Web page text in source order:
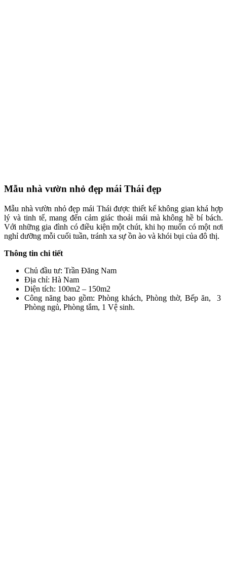
Mẫu nhà vườn nhỏ đẹp mái Thái đẹp
Mẫu nhà vườn nhỏ đẹp mái Thái được thiết kế không gian khá hợp
lý và tinh tế, mang đến cảm giác thoải mái mà không hề bí bách.
Với những gia đình có điều kiện một chút, khi họ muốn có một nơi
nghỉ dưỡng mỗi cuối tuần, tránh xa sự ồn ào và khói bụi của đô thị.
Thông tin chi tiết
Chủ đầu tư: Trần Đăng Nam
Địa chỉ: Hà Nam
Diện tích: 100m2 – 150m2
Công năng bao gồm: Phòng khách, Phòng thờ, Bếp ăn, 3
Phòng ngủ, Phòng tắm, 1 Vệ sinh.